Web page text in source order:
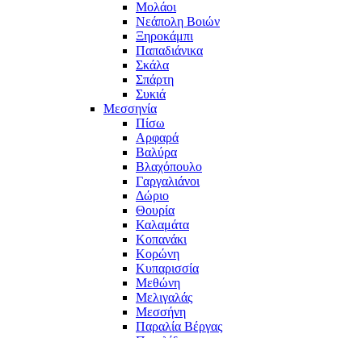
Μολάοι
Νεάπολη Βοιών
Ξηροκάμπι
Παπαδιάνικα
Σκάλα
Σπάρτη
Συκιά
Μεσσηνία
Πίσω
Αρφαρά
Βαλύρα
Βλαχόπουλο
Γαργαλιάνοι
Δώριο
Θουρία
Καλαμάτα
Κοπανάκι
Κορώνη
Κυπαρισσία
Μεθώνη
Μελιγαλάς
Μεσσήνη
Παραλία Βέργας